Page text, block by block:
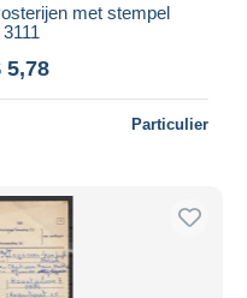
met stempel
5,78
Particulier